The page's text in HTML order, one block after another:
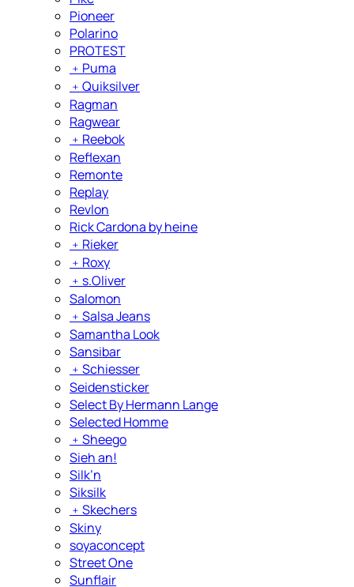
Pioneer
Polarino
PROTEST
﹢ Puma
﹢ Quiksilver
Ragman
Ragwear
﹢ Reebok
Reflexan
Remonte
Replay
Revlon
Rick Cardona by heine
﹢ Rieker
﹢ Roxy
﹢ s.Oliver
Salomon
﹢ Salsa Jeans
Samantha Look
Sansibar
﹢ Schiesser
Seidensticker
Select By Hermann Lange
Selected Homme
﹢ Sheego
Sieh an!
Silk’n
Siksilk
﹢ Skechers
Skiny
soyaconcept
Street One
Sunflair